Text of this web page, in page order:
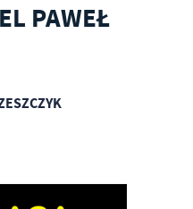
PAWEŁ